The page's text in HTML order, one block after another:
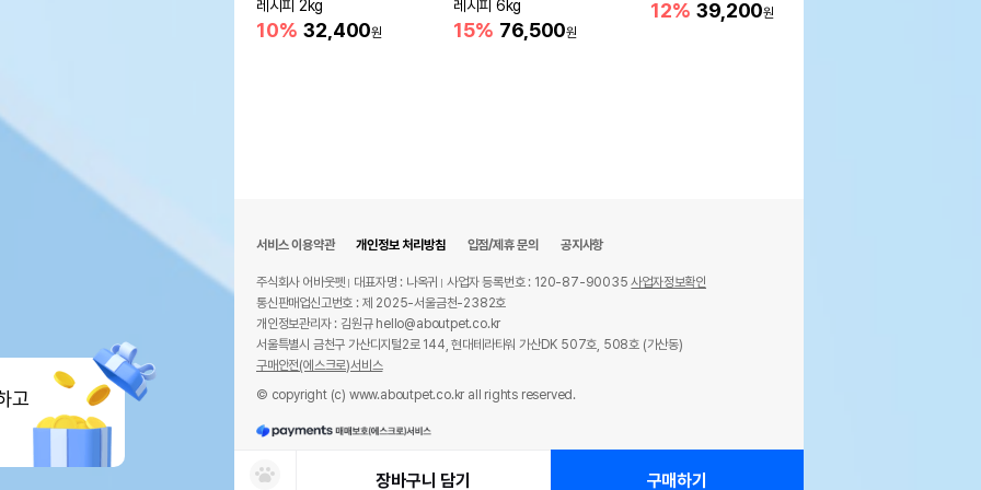
고
레시피 2kg
10% 32,400원
레시피 6kg
15% 76,500원
12% 39,200원
장바구니 담기 구매하기
서비스 이용약관 개인정보 처리방침 입점/제휴 문의 공지사항
주식회사 어바웃펫 대표자명 : 나옥귀 사업자 등록번호 : 120-87-90035사업자정보확인
통신판매업신고번호 : 제 2025-서울금천-2382호
개인정보관리자 : 김원규 hello@aboutpet.co.kr
서울특별시 금천구 가산디지털2로 144, 현대테라타워 가산DK 507호, 508호 (가산동)
구매안전(에스크로)서비스
© copyright (c) www.aboutpet.co.kr all rights reserved.